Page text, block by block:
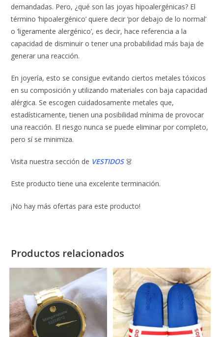
demandadas. Pero, ¿qué son las joyas hipoalergénicas? El
término ‘hipoalergénico’ quiere decir ‘por debajo de lo normal’
o ‘ligeramente alergénico’, es decir, hace referencia a la
capacidad de disminuir o tener una probabilidad más baja de
generar una reacción.
En joyería, esto se consigue evitando ciertos metales tóxicos
en su composición y utilizando materiales con baja capacidad
alérgica. Se escogen cuidadosamente metales que,
estadísticamente, tienen una posibilidad mínima de provocar
una reacción. El riesgo nunca se puede eliminar por completo,
pero sí se minimiza.
Visita nuestra sección de VESTIDOS👗
Este producto tiene una excelente terminación.
¡No hay más ofertas para este producto!
Productos relacionados